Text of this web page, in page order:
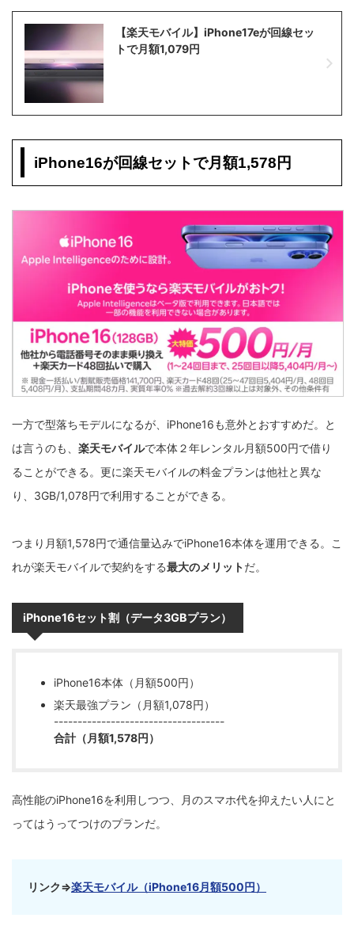
【楽天モバイル】iPhone17eが回線セッ
トで月額1,079円
iPhone16が回線セットで月額1,578円
一方で型落ちモデルになるが、iPhone16も意外とおすすめだ。と
は言うのも、 楽天モバイルで本体２年レンタル月額500円で借り
ることができる。更に楽天モバイルの料金プランは他社と異な
り、3GB/1,078円で利用することができる。
つまり月額1,578円で通信量込みでiPhone16本体を運用できる。こ
れが楽天モバイルで契約をする最大のメリットだ。
iPhone16セット割（データ3GBプラン）
iPhone16本体（月額500円）
楽天最強プラン（月額1,078円）
------------------------------------
合計（月額1,578円）
高性能のiPhone16を利用しつつ、月のスマホ代を抑えたい人にと
ってはうってつけのプランだ。
リンク⇒楽天モバイル（iPhone16月額500円）